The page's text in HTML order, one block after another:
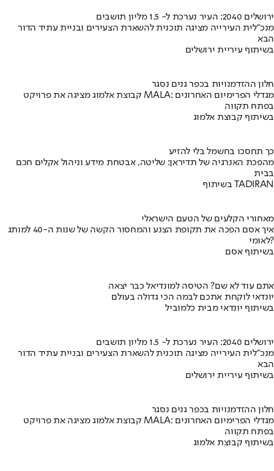
ירושלים 2040: העיר נערכת ל- 1.5 מליון תושבים
מנכ"לית העירייה מציגה תוכנית להשארת הצעירים ובניית עתיד הדור
הבא
בשיתוף עיריית ירושלים
חלון ההזדמנויות בכפר גנים נסגר
קבוצת אלמוג מציגה את פרויקט MALA: מגדלי הפרימיום האחרונים
בפתח תקווה
בשיתוף קבוצת אלמוג
כך תחסכו בחשמל בלי להזיע
מהפכת האנרגיה של תדיראן: שליטה, אבטחת מידע וניהול אקלים חכם
בבית
בשיתוף TADIRAN
מאחורי הקלעים של הטעם הישראלי
איך אסם הפכה את תקופת הצנע והמחסור הקשה של שנות ה-40 למותג
לאומי?
בשיתוף אסם
אתם עוד לא שם? הטיסה למונדיאל כבר יצאה
יונדאי לוקחת אתכם לבמה הכי גדולה בעולם
בשיתוף יונדאי מבית כלמוביל
ירושלים 2040: העיר נערכת ל- 1.5 מליון תושבים
מנכ"לית העירייה מציגה תוכנית להשארת הצעירים ובניית עתיד הדור
הבא
בשיתוף עיריית ירושלים
חלון ההזדמנויות בכפר גנים נסגר
קבוצת אלמוג מציגה את פרויקט MALA: מגדלי הפרימיום האחרונים
בפתח תקווה
בשיתוף קבוצת אלמוג